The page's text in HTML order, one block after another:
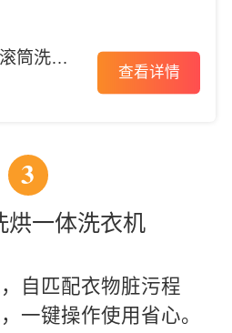
筒洗衣
查看详情
3
烘一体洗衣机
自匹配衣物脏污程
一键操作使用省心。